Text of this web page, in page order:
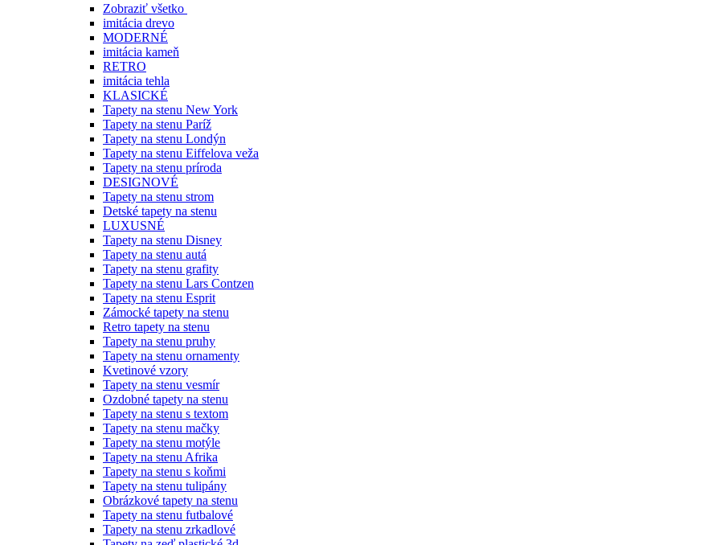
Zobraziť všetko
imitácia drevo
MODERNÉ
imitácia kameň
RETRO
imitácia tehla
KLASICKÉ
Tapety na stenu New York
Tapety na stenu Paríž
Tapety na stenu Londýn
Tapety na stenu Eiffelova veža
Tapety na stenu príroda
DESIGNOVÉ
Tapety na stenu strom
Detské tapety na stenu
LUXUSNÉ
Tapety na stenu Disney
Tapety na stenu autá
Tapety na stenu grafity
Tapety na stenu Lars Contzen
Tapety na stenu Esprit
Zámocké tapety na stenu
Retro tapety na stenu
Tapety na stenu pruhy
Tapety na stenu ornamenty
Kvetinové vzory
Tapety na stenu vesmír
Ozdobné tapety na stenu
Tapety na stenu s textom
Tapety na stenu mačky
Tapety na stenu motýle
Tapety na stenu Afrika
Tapety na stenu s koňmi
Tapety na stenu tulipány
Obrázkové tapety na stenu
Tapety na stenu futbalové
Tapety na stenu zrkadlové